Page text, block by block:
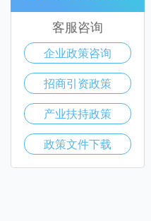
客服咨询
企业政策咨询
招商引资政策
产业扶持政策
政策文件下载